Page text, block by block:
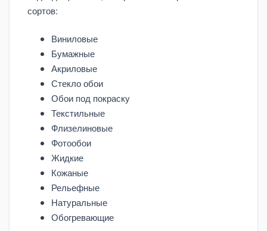
сортов:
Виниловые
Бумажные
Акриловые
Стекло обои
Обои под покраску
Текстильные
Флизелиновые
Фотообои
Жидкие
Кожаные
Рельефные
Натуральные
Обогревающие